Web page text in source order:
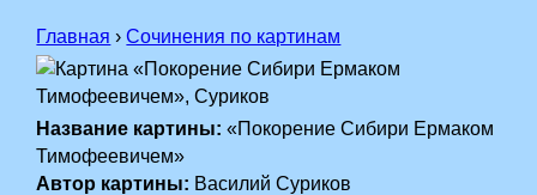
Главная › Сочинения по картинам
Название картины: «Покорение Сибири Ермаком
Тимофеевичем»
Автор картины: Василий Суриков